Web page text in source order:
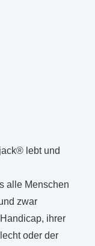
lebt und
alle Menschen
zwar
ihrer
oder der